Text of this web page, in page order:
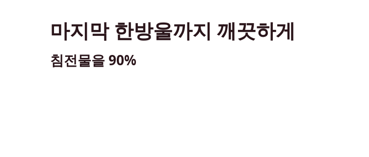
마지막 한방울까지 깨끗하게
침전물을 90%